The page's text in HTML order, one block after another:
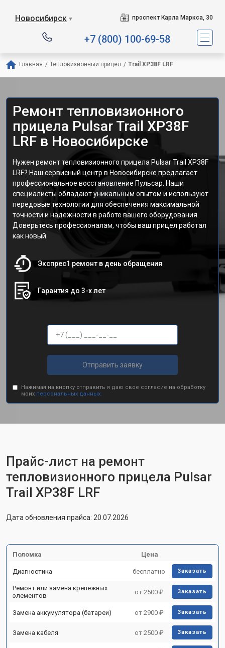
Новосибирск ▼ проспект Карла Маркса, 30
+7 (800) 100-69-58
Главная / Тепловизионный прицел / Trail XP38F LRF
Ремонт тепловизионного
прицела Pulsar Trail XP38F
LRF в Новосибирске
Нужен ремонт тепловизионного прицела Pulsar Trail XP38F
LRF? Наш сервисный центр в Новосибирске предлагает
профессиональное восстановление Пульсар. Наши
специалисты обладают уникальным опытом и используют
передовые технологии для обеспечения максимальной
точности и надежности в работе вашего оборудования.
Доверьтесь профессионалам, чтобы ваш прицел работал
как новый.
Экспрес1 ремонт в день обращения
Гарантия до 3-х лет
Отправить заявку
Нажимая на кнопку отправить я даю свое согласие на обработку
моих персональных данных.
Прайс-лист на ремонт
тепловизионного прицела Pulsar
Trail XP38F LRF
Дата обновления прайса: 20.07.2026
Поломка Цена
Диагностика бесплатно Заказать
Ремонт или замена крепежных
элементов
от 2500 ₽ Заказать
Замена аккумулятора (батареи) от 2900 ₽ Заказать
Замена кабеля от 2500 ₽ Заказать